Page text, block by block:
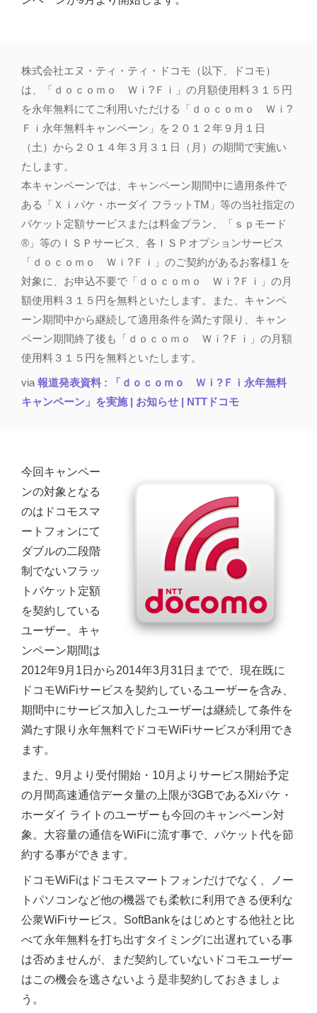
株式会社エヌ・ティ・ティ・ドコモ（以下、ドコモ）
は、「ｄｏｃｏｍｏ Ｗｉ?Ｆｉ」の月額使用料３１５円
を永年無料にてご利用いただける「ｄｏｃｏｍｏ Ｗｉ?
Ｆｉ永年無料キャンペーン」を２０１２年９月１日
（土）から２０１４年３月３１日（月）の期間で実施い
たします。
本キャンペーンでは、キャンペーン期間中に適用条件で
ある「Ｘｉパケ・ホーダイ フラットTM」等の当社指定の
パケット定額サービスまたは料金プラン、「ｓｐモード
®」等のＩＳＰサービス、各ＩＳＰオプションサービス
「ｄｏｃｏｍｏ Ｗｉ?Ｆｉ」のご契約があるお客様1 を
対象に、お申込不要で「ｄｏｃｏｍｏ Ｗｉ?Ｆｉ」の月
額使用料３１５円を無料といたします。また、キャンペ
ーン期間中から継続して適用条件を満たす限り、キャン
ペーン期間終了後も「ｄｏｃｏｍｏ Ｗｉ?Ｆｉ」の月額
使用料３１５円を無料といたします。
via 報道発表資料 : 「ｄｏｃｏｍｏ Ｗｉ?Ｆｉ永年無料
キャンペーン」を実施 | お知らせ | NTTドコモ
今回キャンペー
ンの対象となる
のはドコモスマ
ートフォンにて
ダブルの二段階
制でないフラッ
トパケット定額
を契約している
ユーザー。キャ
ンペーン期間は
2012年9月1日から2014年3月31日までで、現在既に
ドコモWiFiサービスを契約しているユーザーを含み、
期間中にサービス加入したユーザーは継続して条件を
満たす限り永年無料でドコモWiFiサービスが利用でき
ます。
また、9月より受付開始・10月よりサービス開始予定
の月間高速通信データ量の上限が3GBであるXiパケ・
ホーダイ ライトのユーザーも今回のキャンペーン対
象。大容量の通信をWiFiに流す事で、パケット代を節
約する事ができます。
ドコモWiFiはドコモスマートフォンだけでなく、ノー
トパソコンなど他の機器でも柔軟に利用できる便利な
公衆WiFiサービス。SoftBankをはじめとする他社と比
べて永年無料を打ち出すタイミングに出遅れている事
は否めませんが、まだ契約していないドコモユーザー
はこの機会を逃さないよう是非契約しておきましょ
う。